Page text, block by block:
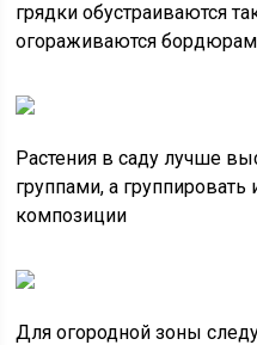
грядки обустраиваются
огораживаются
Растения в саду лучше
группами, а
композиции
Для огородной зоны